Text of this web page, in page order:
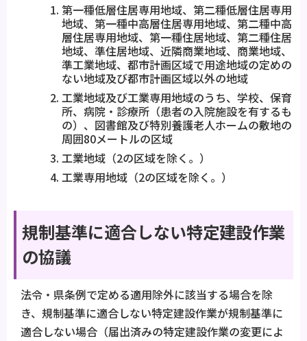
第一種低層住居専用地域、第二種低層住居専用
地域、第一種中高層住居専用地域、第二種中高
層住居専用地域、第一種住居地域、第二種住居
地域、準住居地域、近隣商業地域、商業地域、
準工業地域、都市計画区域で用途地域の定めの
ない地域及び都市計画区域以外の地域
工業地域及び工業専用地域のうち、学校、保育
所、病院・診療所（患者の入院施設を有するも
の）、図書館及び特別養護老人ホームの敷地の
周囲80メートルの区域
工業地域（2の区域を除く。）
工業専用地域（2の区域を除く。）
規制基準に適合しない特定建設作業
の協議
法令・県条例で定める適用除外に該当する場合を除
き、規制基準に適合しない特定建設作業が規制基準に
適合しない場合（届出済みの特定建設作業の変更によ